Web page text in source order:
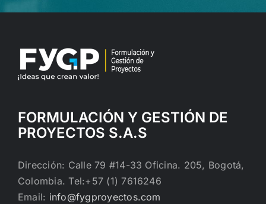
FORMULACIÓN Y GESTIÓN DE
PROYECTOS S.A.S
Dirección: Calle 79 #14-33 Oficina. 205, Bogotá,
Colombia. Tel:+57 (1) 7616246
Email: info@fygproyectos.com